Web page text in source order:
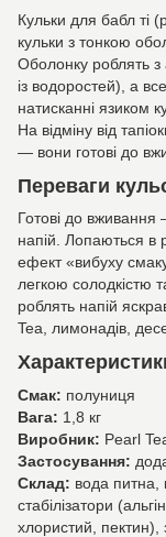
Кульки для бабл ті
кульки з тонкою
Оболонку роблять з
із водоростей), а
натисканні язиком
На відміну від
— вони готові до
Переваги
Готові до
напій. Лопаються в
ефект «вибуху
легкою солодкістю
роблять напій
Tea, лимонадів,
Смак: полуниця
Вага: 1,8 кг
Виробник: Pearl
Застосування:
Склад: вода питна,
стабілізатори
хлористий, пектин),